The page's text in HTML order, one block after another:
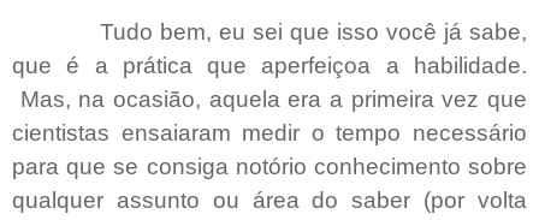
Tudo bem, eu sei que isso você já sabe,
que é a prática que aperfeiçoa a habilidade.
Mas, na ocasião, aquela era a primeira vez que
cientistas ensaiaram medir o tempo necessário
para que se consiga notório conhecimento sobre
qualquer assunto ou área do saber (por volta